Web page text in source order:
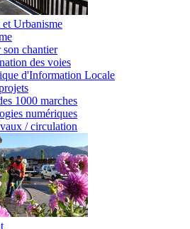
Urbanisme
son chantier
des voies
d'Information Locale
1000 marches
numériques
/ circulation